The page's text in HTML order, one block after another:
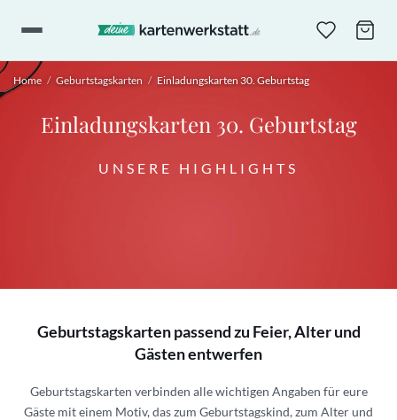
Home / Geburtstagskarten / Einladungskarten 30. Geburtstag
Einladungskarten 30. Geburtstag
UNSERE HIGHLIGHTS
Geburtstagskarten passend zu Feier, Alter und
Gästen entwerfen
Geburtstagskarten verbinden alle wichtigen Angaben für eure
Gäste mit einem Motiv, das zum Geburtstagskind, zum Alter und